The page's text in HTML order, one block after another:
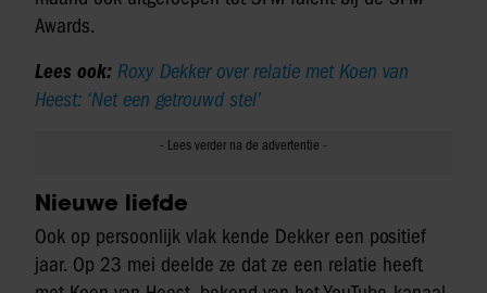
Awards.
Lees ook: Roxy Dekker over relatie met Koen van
Heest: ‘Net een getrouwd stel’
Nieuwe liefde
Ook op persoonlijk vlak kende Dekker een positief
jaar. Op 23 mei deelde ze dat ze een relatie heeft